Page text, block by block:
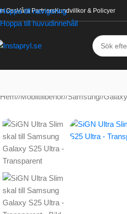
Hoppa till navigering
Hoppa till huvudinnehåll
OssVåra PartnersKundvillkor & Policyer
Hem/ Mobiltillbehör/ Samsung/